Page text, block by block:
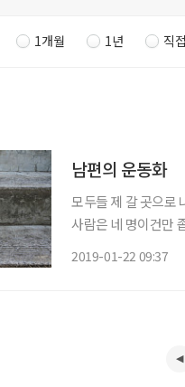
1개월 1년 직
남편의 운동화
모두들 제 갈 곳으로
사람은 네 명이건만
2019-01-22 09:37